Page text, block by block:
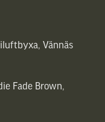
Vännäs
Fade Brown,